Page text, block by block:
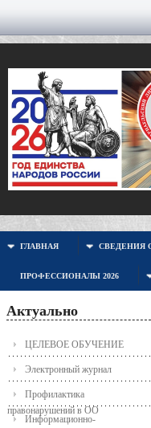
ГЛАВНАЯ СВЕДЕНИЯ
ПРОФЕССИОНАЛЫ 2026
Актуально
ЦЕЛЕВОЕ ОБУЧЕНИЕ
Электронный журнал
Профилактика
правонарушений в ОО
Информационно-